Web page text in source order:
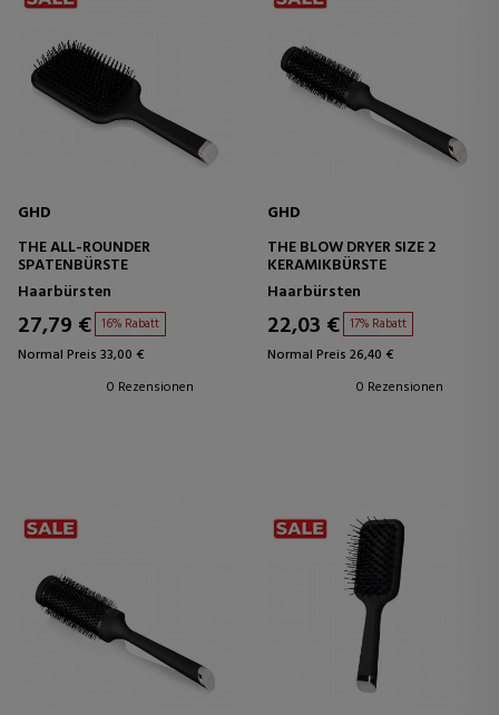
GHD
THE ALL-ROUNDER
SPATENBÜRSTE
Haarbürsten
27,79 € 16% Rabatt
Normal Preis 33,00 €
0 Rezensionen
GHD
THE BLOW DRYER SIZE 2
KERAMIKBÜRSTE
Haarbürsten
22,03 € 17% Rabatt
Normal Preis 26,40 €
0 Rezensionen